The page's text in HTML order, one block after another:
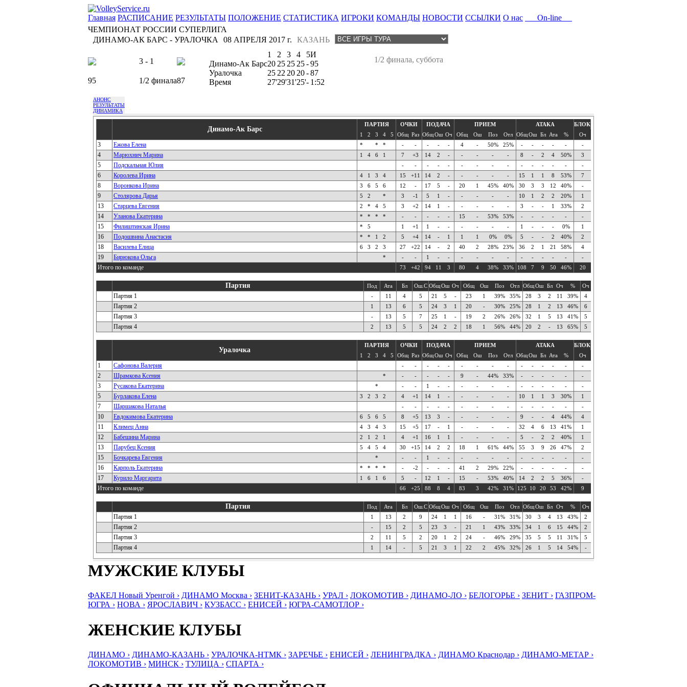
Главная РАСПИСАНИЕ РЕЗУЛЬТАТЫ ПОЛОЖЕНИЕ СТАТИСТИКА ИГРОКИ КОМАНДЫ НОВОСТИ ССЫЛКИ О нас
On-line
ЧЕМПИОНАТ РОССИИ СУПЕРЛИГА
ДИНАМО-АК БАРС - УРАЛОЧКА
КАЗАНЬ
08 АПРЕЛЯ 2017 г.
3 - 1
95 1/2 финала87
1/2 финала, суббота
1 2 3 4 5И
Динамо-Ак Барс20 25 25 25-95
Уралочка
25 22 20 20-87
Время
27'29'31'25'- 1:52
АНОНС
РЕЗУЛЬТАТЫ
ДИНАМИКА
Динамо-Ак Барс
ПАРТИЯ ОЧКИ ПОДАЧА ПРИЕМ АТАКА
БЛОК
1
2 3 4 5 Общ Раз ОбщОш Оч Общ Ош Поз Отл ОбщОш Бл Ата % Оч
3 Ежова Елена * * * - - - - - 4 - 50% 25% - - - - - -
4 Марюхнич Марина 1 4 6 1 7 +3 14 2 - - - - - 8 - 2 4 50% 3
5 Подскальная Юлия - - - - - - - - - - - - - - -
6 Королева Ирина 4 1 3 4 15 +11 14 2 - - - - - 15 1 1 8 53% 7
8 Воронкова Ирина 3 6 5 6 12 - 17 5 - 20 1 45% 40% 30 3 3 12 40% -
9 Столярова Дарья 5 2 * 3 -1 5 1 - - - - - 10 1 2 2 20% 1
13 Старцева Евгения 2 * 4 5 3 +2 14 1 - - - - - 3 - - 1 33% 2
14 Уланова Екатерина * * * * - - - - - 15 - 53% 53% - - - - - -
15 Филиштинская Ирина * 5 1 +1 1 - - - - - - 1 - - - 0% 1
16 Подошвина Анастасия * * 1 2 5 +4 14 - 1 1 1 0% 0% 5 - - 2 40% 2
18 Василева Елица 6 3 2 3 27 +22 14 - 2 40 2 28% 23% 36 2 1 21 58% 4
19 Бирюкова Ольга * - - 1 - - - - - - - - - - - -
Итого по команде 73 +42 94 11 3 80 4 38% 33% 108 7 9 50 46% 20
Партия Под Ата Бл Ош.С ОбщОш Оч Общ Ош Поз Отл ОбщОш Бл Оч % Оч
Партия 1 - 11 4 5 21 5 - 23 1 39% 35% 28 3 2 11 39% 4
Партия 2 1 13 6 5 24 3 1 20 - 30% 25% 28 1 2 13 46% 6
Партия 3 - 13 5 7 25 1 - 19 2 26% 26% 32 1 5 13 41% 5
Партия 4 2 13 5 5 24 2 2 18 1 56% 44% 20 2 - 13 65% 5
Уралочка
ПАРТИЯ ОЧКИ ПОДАЧА ПРИЕМ АТАКА
БЛОК
1
2 3 4 5 Общ Раз ОбщОш Оч Общ Ош Поз Отл ОбщОш Бл Ата % Оч
1 Сафонова Валерия - - - - - - - - - - - - - - -
2 Шрамкова Ксения * - - - - - 9 - 44% 33% - - - - - -
3 Русакова Екатерина * - - 1 - - - - - - - - - - - -
5 Бурлакова Елена 3 2 3 2 4 +1 14 1 - - - - - 10 1 1 3 30% 1
7 Шаршакова Наталья - - - - - - - - - - - - - - -
10 Евдокимова Екатерина 6 5 6 5 8 +5 13 3 - - - - - 9 - - 4 44% 4
11 Климец Анна 4 3 4 3 15 +5 17 - 1 - - - - 32 4 6 13 41% 1
12 Бабешина Марина 2 1 2 1 4 +1 16 1 1 - - - - 5 - 2 2 40% 1
13 Парубец Ксения 5 4 5 4 30 +15 14 2 2 18 1 61% 44% 55 3 9 26 47% 2
15 Бочкарева Евгения * - - 1 - - - - - - - - - - - -
16 Карполь Екатерина * * * * - -2 - - - 41 2 29% 22% - - - - - -
17 Курило Маргарита 1 6 1 6 5 - 12 1 - 15 - 53% 40% 14 2 2 5 36% -
Итого по команде 66 +25 88 8 4 83 3 42% 31% 125 10 20 53 42% 9
Партия Под Ата Бл Ош.С ОбщОш Оч Общ Ош Поз Отл ОбщОш Бл Оч % Оч
Партия 1 1 13 2 9 24 1 1 16 - 31% 31% 30 3 4 13 43% 2
Партия 2 - 15 2 5 23 3 - 21 1 43% 33% 34 1 6 15 44% 2
Партия 3 2 11 5 2 20 1 2 24 - 46% 29% 35 5 5 11 31% 5
Партия 4 1 14 - 5 21 3 1 22 2 45% 32% 26 1 5 14 54% -
МУЖСКИЕ КЛУБЫ
ФАКЕЛ Новый Уренгой › ДИНАМО Москва › ЗЕНИТ-КАЗАНЬ › УРАЛ › ЛОКОМОТИВ › ДИНАМО-ЛО › БЕЛОГОРЬЕ › ЗЕНИТ › ГАЗПРОМ-
ЮГРА › НОВА › ЯРОСЛАВИЧ › КУЗБАСС › ЕНИСЕЙ › ЮГРА-САМОТЛОР ›
ЖЕНСКИЕ КЛУБЫ
ДИНАМО › ДИНАМО-КАЗАНЬ › УРАЛОЧКА-НТМК › ЗАРЕЧЬЕ › ЕНИСЕЙ › ЛЕНИНГРАДКА › ДИНАМО Краснодар › ДИНАМО-МЕТАР ›
ЛОКОМОТИВ › МИНСК › ТУЛИЦА › СПАРТА ›